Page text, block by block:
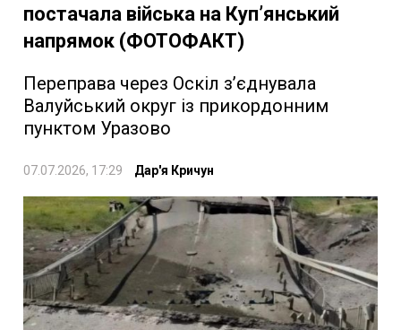
постачала війська на Куп’янський
напрямок (ФОТОФАКТ)
Переправа через Оскіл з’єднувала
Валуйський округ із прикордонним
пунктом Уразово
07.07.2026, 17:29 Дар'я Кричун